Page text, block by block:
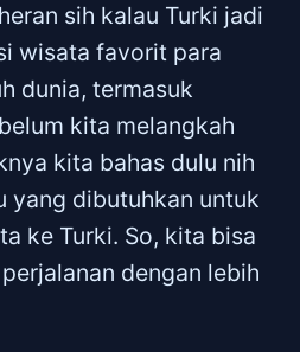
sih kalau Turki jadi
wisata favorit para
dunia, termasuk
kita melangkah
kita bahas dulu nih
yang dibutuhkan untuk
ke Turki. So, kita bisa
dengan lebih